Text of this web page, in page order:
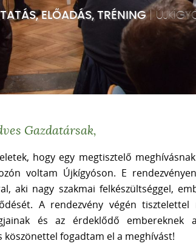
ELŐADÁS, TRÉNING|
Gazdatársak,
hogy egy megtisztelő
voltam Újkígyóson. E
aki nagy szakmai felkészültséggel,
A rendezvény végén
és az érdeklődő embereknek
köszönettel fogadtam el a meghívást!